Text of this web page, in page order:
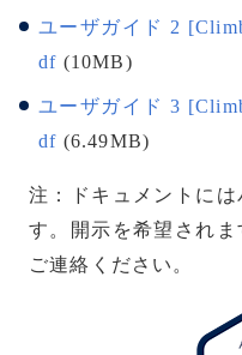
ユーザガイド 2
df (10MB)
ユーザガイド 3
df (6.49MB)
注：ドキュメントに
す。開示を希望され
ご連絡ください。